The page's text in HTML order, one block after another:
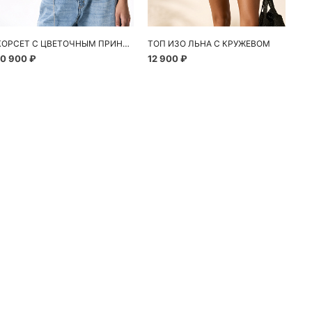
КОРСЕТ С ЦВЕТОЧНЫМ ПРИНТОМ
900 ₽
ТОП ИЗО ЛЬНА С КРУЖЕВОМ
12 900 ₽